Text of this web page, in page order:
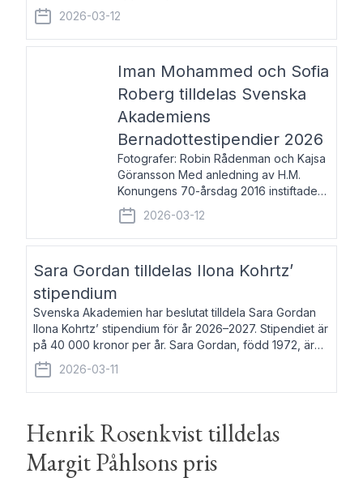
Johan Erséus, född 1959, är fackboksförfattare och
journalist med mångårigt för
2026-03-12
Iman Mohammed och Sofia
Roberg tilldelas Svenska
Akademiens
Bernadottestipendier 2026
Fotografer: Robin Rådenman och Kajsa
Göransson Med anledning av H.M.
Konungens 70-årsdag 2016 instiftade
fem av de kungliga akademierna det så
kallade Bernadotteprogrammet med
syfte att genom stipendier erbjuda stöd
2026-03-12
Sara Gordan tilldelas Ilona Kohrtz’
stipendium
Svenska Akademien har beslutat tilldela Sara Gordan
Ilona Kohrtz’ stipendium för år 2026–2027. Stipendiet är
på 40 000 kronor per år. Sara Gordan, född 1972, är
författare och översättare. Hon debuterade 2006 med
det prosalyriska verket En
2026-03-11
Henrik Rosenkvist tilldelas
Margit Påhlsons pris